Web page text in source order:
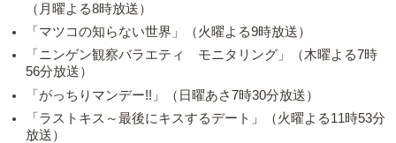
（月曜よる8時放送）
「マツコの知らない世界」（火曜よる9時放送）
「ニンゲン観察バラエティ モニタリング」（木曜よる7時
56分放送）
「がっちりマンデー!!」（日曜あさ7時30分放送）
「ラストキス～最後にキスするデート」（火曜よる11時53分
放送）